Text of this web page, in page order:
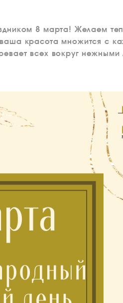
8 марта! Желаем
красота множится с
всех вокруг нежными